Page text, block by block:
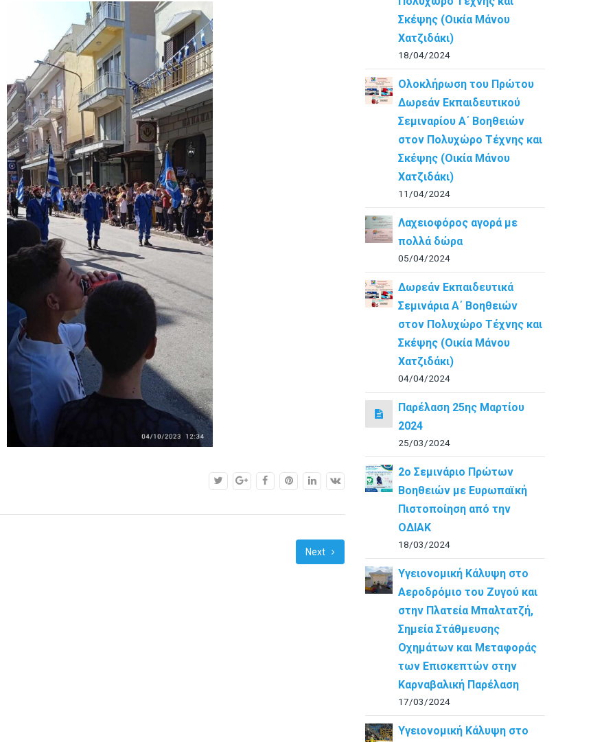
Next
Σκέψης (Οικία Μάνου
Χατζιδάκι)
18/04/2024
Ολοκλήρωση του Πρώτου
Δωρεάν Εκπαιδευτικού
Σεμιναρίου Α΄ Βοηθειών
στον Πολυχώρο Τέχνης και
Σκέψης (Οικία Μάνου
Χατζιδάκι)
11/04/2024
Λαχειοφόρος αγορά με
πολλά δώρα
05/04/2024
Δωρεάν Εκπαιδευτικά
Σεμινάρια Α΄ Βοηθειών
στον Πολυχώρο Τέχνης και
Σκέψης (Οικία Μάνου
Χατζιδάκι)
04/04/2024
Παρέλαση 25ης Μαρτίου
2024
25/03/2024
2ο Σεμινάριο Πρώτων
Βοηθειών με Ευρωπαϊκή
Πιστοποίηση από την
ΟΔΙΑΚ
18/03/2024
Υγειονομική Κάλυψη στο
Αεροδρόμιο του Ζυγού και
στην Πλατεία Μπαλτατζή,
Σημεία Στάθμευσης
Οχημάτων και Μεταφοράς
των Επισκεπτών στην
Καρναβαλική Παρέλαση
17/03/2024
Υγειονομική Κάλυψη στο